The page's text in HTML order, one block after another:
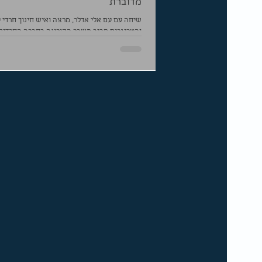
מדוברת
שיחה עם עם אלי אדלר, מרצה ואיש חינוך חרדי
והטריגרים סביב משבר הקורונה בחברה